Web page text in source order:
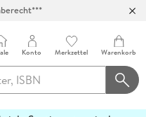
Konto Merkzettel Warenkorb